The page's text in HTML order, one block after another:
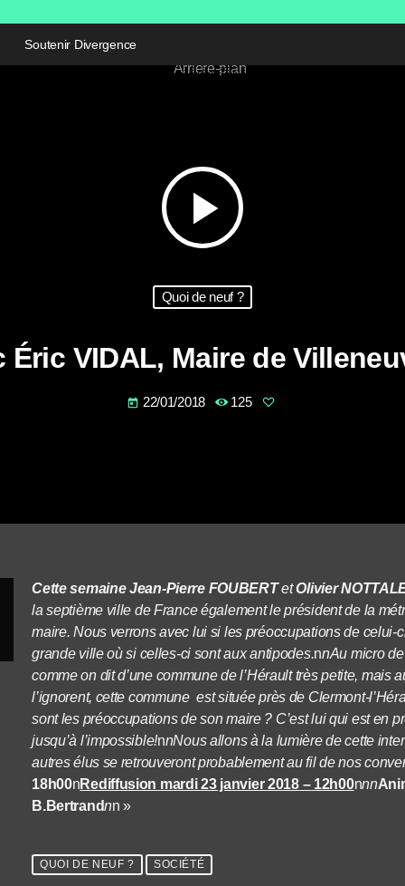
Soutenir Divergence
play_arrow
Quoi de neuf ?
Éric VIDAL, Maire de
today 22/01/2018 125
Cette semaine Jean-Pierre FOUBERTetOlivier
la septième ville de France également le président de la
maire. Nous verrons avec lui si les préoccupations de
grande ville où si celles-ci sont aux antipodes.nnAu micro
comme on dit d’une commune de l’Hérault très petite, mais
l’ignorent, cette commune est située près de Clermont-
sont les préoccupations de son maire ? C’est lui qui est en
jusqu’à l’impossible!nnNous allons à la lumière de cette
autres élus se retrouveront probablement au fil de nos
18h00nRediffusion mardi 23 janvier 2018 – 12h00nnn
B.Bertrandnn »
QUOI DE NEUF ? SOCIÉTÉ